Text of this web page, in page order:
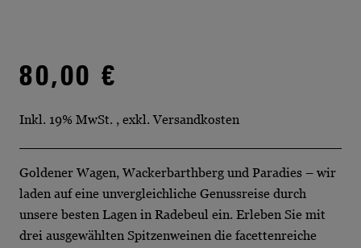
80,00 €
Inkl. 19% MwSt. , exkl.Versandkosten
Goldener Wagen, Wackerbarthberg und Paradies – wir
laden auf eine unvergleichliche Genussreise durch
unsere besten Lagen in Radebeul ein. Erleben Sie mit
drei ausgewählten Spitzenweinen die facettenreiche